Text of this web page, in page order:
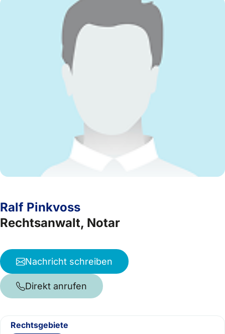
Ralf Pinkvoss
Rechtsanwalt, Notar
Nachricht schreiben
Direkt anrufen
Rechtsgebiete